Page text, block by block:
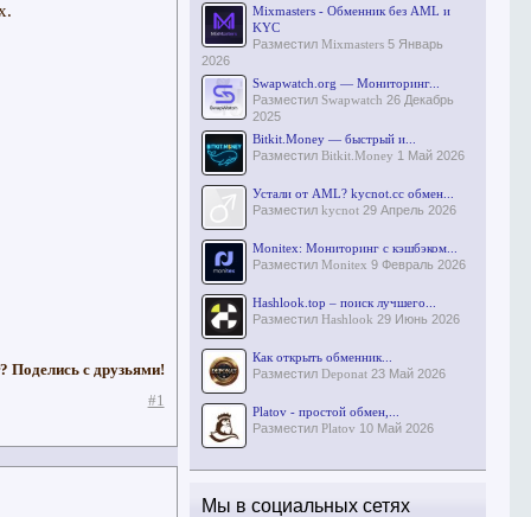
Поделись с друзьями!
#1
Mixmasters - Обменник без AML и
KYC
Разместил Mixmasters 5 Январь
2026
Swapwatch.org — Мониторинг...
Разместил Swapwatch 26 Декабрь
2025
Bitkit.Money — быстрый и...
Разместил Bitkit.Money 1 Май 2026
Устали от AML? kycnot.cc обмен...
Разместил kycnot 29 Апрель 2026
Monitex: Мониторинг с кэшбэком...
Разместил Monitex 9 Февраль 2026
Hashlook.top – поиск лучшего...
Разместил Hashlook 29 Июнь 2026
Как открыть обменник...
Разместил Deponat 23 Май 2026
Platov - простой обмен,...
Разместил Platov 10 Май 2026
Мы в социальных сетях